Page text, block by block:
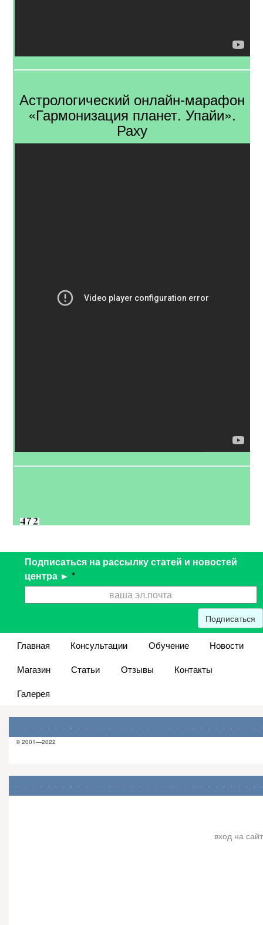
Астрологический онлайн-марафон
«Гармонизация планет. Упайи».
Раху
Подписаться на рассылку статей и новостей
центра ► *
Подписаться
Главная Консультации Обучение
Новости
Магазин
Статьи Отзывы
Контакты
Галерея
© 2001—2022
вход на сайт